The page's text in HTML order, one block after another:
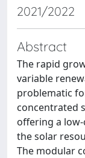
2021/2022
Abstract
The rapid
variable
problematic
concentrated
offering a
the solar
The modular